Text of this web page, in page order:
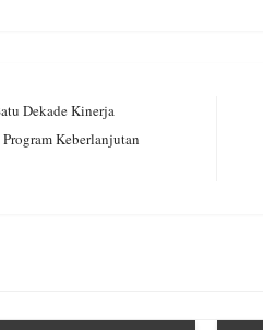
Dekade Kinerja
Keberlanjutan